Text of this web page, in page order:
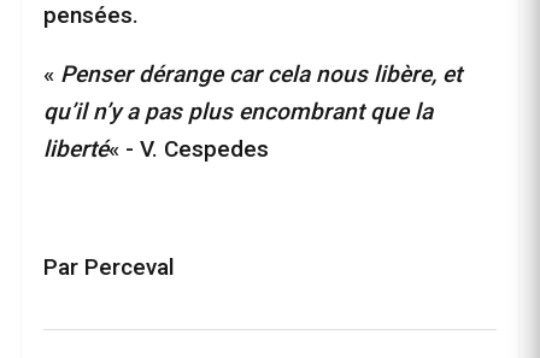
pensées.
« Penser dérange car cela nous libère, et
qu’il n’y a pas plus encombrant que la
liberté« - V. Cespedes
Par Perceval